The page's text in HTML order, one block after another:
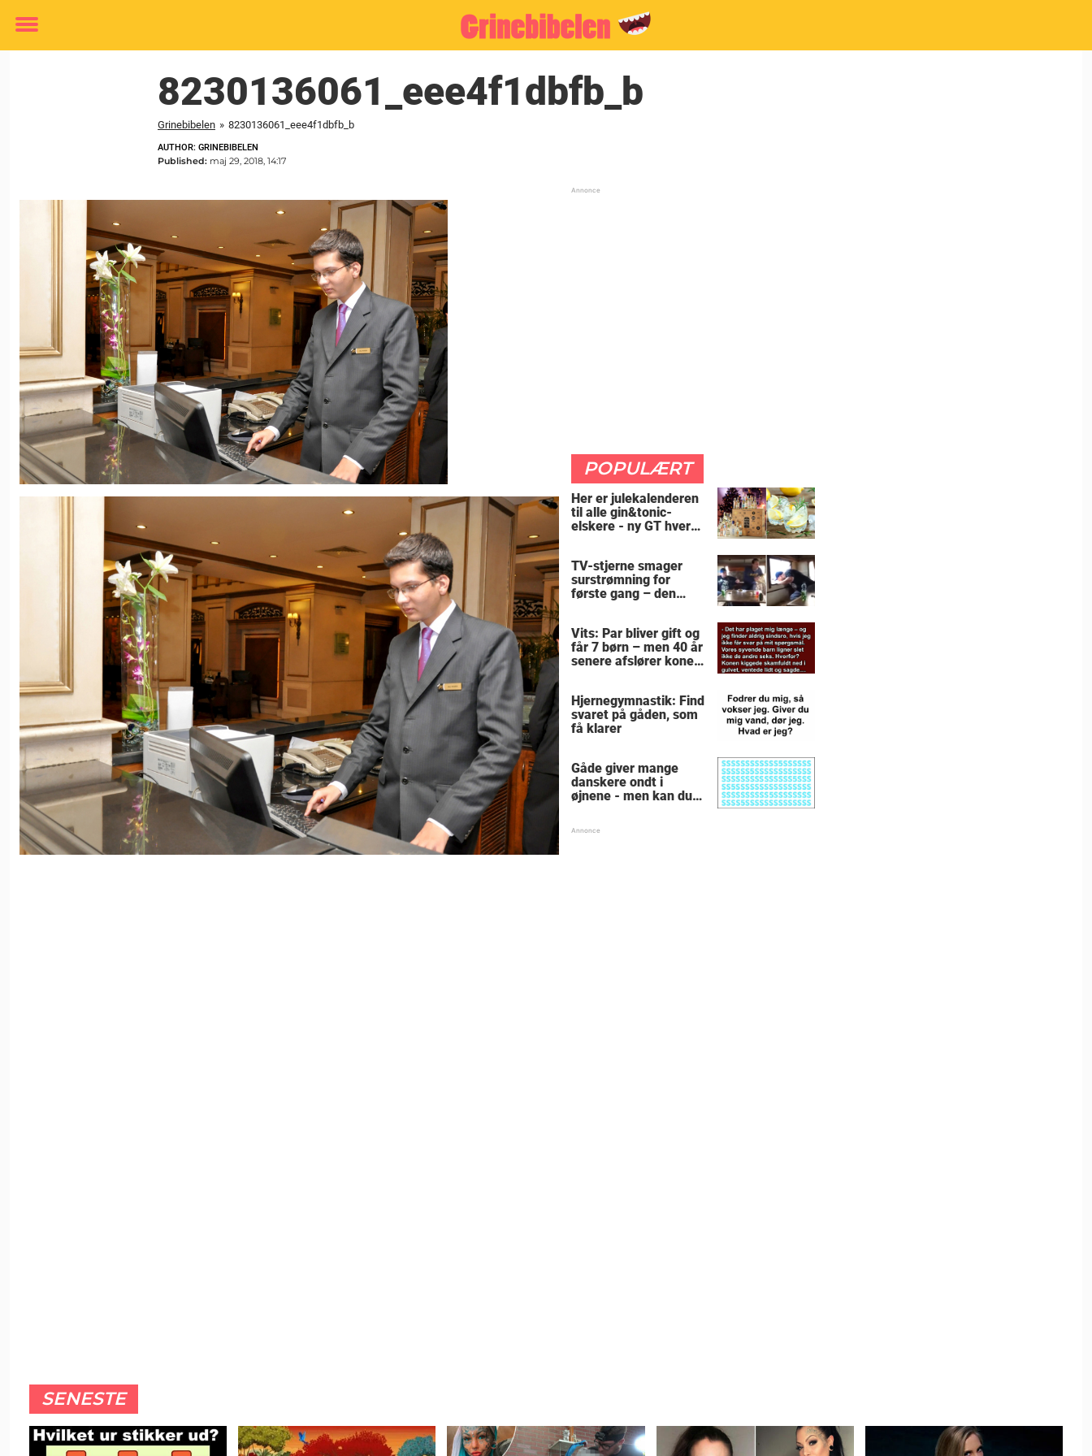
Toggle
8230136061_eee4f1dbfb_b
Grinebibelen » 8230136061_eee4f1dbfb_b
AUTHOR: GRINEBIBELEN
Published: maj 29, 2018, 14:17
POPULÆRT
Her er julekalenderen
til alle gin&tonic-
elskere - ny GT hver
TV-stjerne smager
surstrømning for
første gang – den
skrige af grin
Vits: Par bliver gift og
får 7 børn – men 40 år
senere afslører konen
Hjernegymnastik: Find
svaret på gåden, som
få klarer
Gåde giver mange
danskere ondt i
øjnene - men kan du
SENESTE